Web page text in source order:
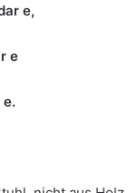
e,
e
e.